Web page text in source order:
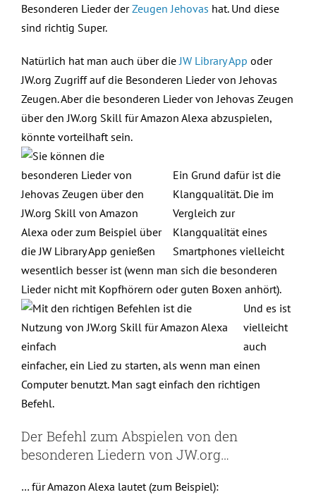
Besonderen Lieder derZeugen Jehovas hat. Und diese
sind richtig Super.
Natürlich hat man auch über die JW Library App oder
JW.org Zugriff auf die Besonderen Lieder von Jehovas
Zeugen. Aber die besonderen Lieder von Jehovas Zeugen
über den JW.org Skill für Amazon Alexa abzuspielen,
könnte vorteilhaft sein.
Ein Grund dafür ist die
Klangqualität. Die im
Vergleich zur
Klangqualität eines
Smartphones vielleicht
wesentlich besser ist (wenn man sich die besonderen
Lieder nicht mit Kopfhörern oder guten Boxen anhört).
Und es ist
vielleicht
auch
einfacher, ein Lied zu starten, als wenn man einen
Computer benutzt. Man sagt einfach den richtigen
Befehl.
Der Befehl zum Abspielen von den
besonderen Liedern von JW.org…
… für Amazon Alexa lautet (zum Beispiel):